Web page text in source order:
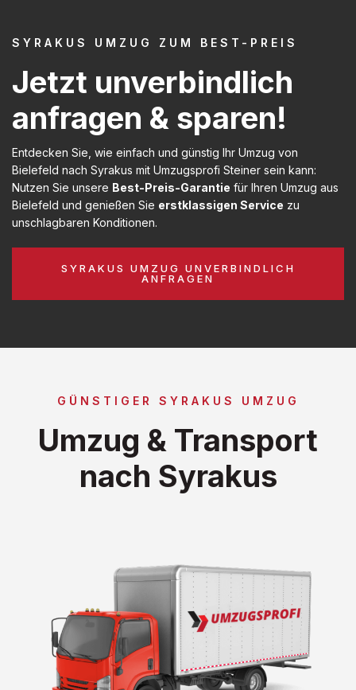
SYRAKUS UMZUG ZUM BEST-PREIS
Jetzt unverbindlich
anfragen & sparen!
Entdecken Sie, wie einfach und günstig Ihr Umzug von
Bielefeld nach Syrakus mit Umzugsprofi Steiner sein kann:
Nutzen Sie unsere Best-Preis-Garantie für Ihren Umzug aus
Bielefeld und genießen Sie erstklassigen Service zu
unschlagbaren Konditionen.
SYRAKUS UMZUG UNVERBINDLICH
ANFRAGEN
GÜNSTIGER SYRAKUS UMZUG
Umzug & Transport
nach Syrakus